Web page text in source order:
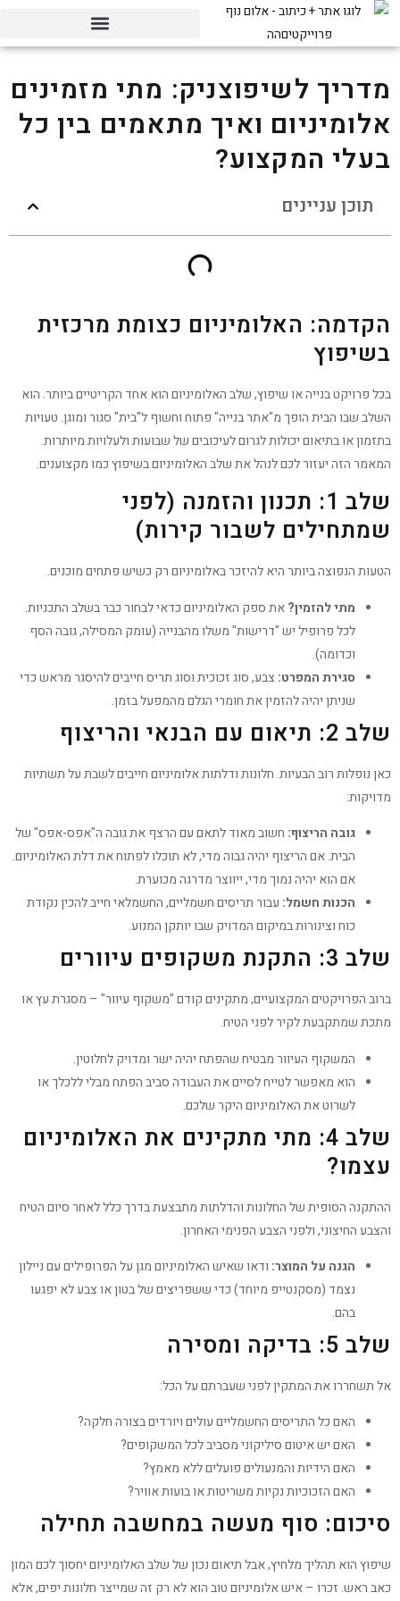
מדריך לשיפוצניק: מתי מזמינים
אלומיניום ואיך מתאמים בין כל
בעלי המקצוע?
תוכן עניינים
הקדמה: האלומיניום כצומת מרכזית
בשיפוץ
בכל פרויקט בנייה או שיפוץ, שלב האלומיניום הוא אחד הקריטיים ביותר. הוא
השלב שבו הבית הופך מ"אתר בנייה" פתוח וחשוף ל"בית" סגור ומוגן. טעויות
בתזמון או בתיאום יכולות לגרום לעיכובים של שבועות ולעלויות מיותרות.
המאמר הזה יעזור לכם לנהל את שלב האלומיניום בשיפוץ כמו מקצוענים.
שלב 1: תכנון והזמנה (לפני
שמתחילים לשבור קירות)
הטעות הנפוצה ביותר היא להיזכר באלומיניום רק כשיש פתחים מוכנים.
מתי להזמין?את ספק האלומיניום כדאי לבחור כבר בשלב התכניות.
לכל פרופיל יש "דרישות" משלו מהבנייה (עומק המסילה, גובה הסף
וכדומה).
סגירת המפרט: צבע, סוג זכוכית וסוג תריס חייבים להיסגר מראש כדי
שניתן יהיה להזמין את חומרי הגלם מהמפעל בזמן.
שלב 2: תיאום עם הבנאי והריצוף
כאן נופלות רוב הבעיות. חלונות ודלתות אלומיניום חייבים לשבת על תשתיות
מדויקות:
גובה הריצוף: חשוב מאוד לתאם עם הרצף את גובה ה"אפס-אפס" של
הבית. אם הריצוף יהיה גבוה מדי, לא תוכלו לפתוח את דלת האלומיניום.
אם הוא יהיה נמוך מדי, ייווצר מדרגה מכוערת.
הכנות חשמל: עבור תריסים חשמליים, החשמלאי חייב להכין נקודת
כוח וצינורות במיקום המדויק שבו יותקן המנוע.
שלב 3: התקנת משקופים עיוורים
ברוב הפרויקטים המקצועיים, מתקינים קודם "משקוף עיוור" – מסגרת עץ או
מתכת שמתקבעת לקיר לפני הטיח.
המשקוף העיוור מבטיח שהפתח יהיה ישר ומדויק לחלוטין.
הוא מאפשר לטייח לסיים את העבודה סביב הפתח מבלי ללכלך או
לשרוט את האלומיניום היקר שלכם.
שלב 4: מתי מתקינים את האלומיניום
עצמו?
ההתקנה הסופית של החלונות והדלתות מתבצעת בדרך כלל לאחר סיום הטיח
והצבע החיצוני, ולפני הצבע הפנימי האחרון.
הגנה על המוצר: ודאו שאיש האלומיניום מגן על הפרופילים עם ניילון
נצמד (מסקנטייפ מיוחד) כדי ששפריצים של בטון או צבע לא יפגעו
בהם.
שלב 5: בדיקה ומסירה
אל תשחררו את המתקין לפני שעברתם על הכל:
האם כל התריסים החשמליים עולים ויורדים בצורה חלקה?
האם יש איטום סיליקוני מסביב לכל המשקופים?
האם הידיות והמנעולים פועלים ללא מאמץ?
האם הזכוכיות נקיות משריטות או בועות אוויר?
סיכום: סוף מעשה במחשבה תחילה
שיפוץ הוא תהליך מלחיץ, אבל תיאום נכון של שלב האלומיניום יחסוך לכם המון
כאב ראש. זכרו – איש אלומיניום טוב הוא לא רק זה שמייצר חלונות יפים, אלא